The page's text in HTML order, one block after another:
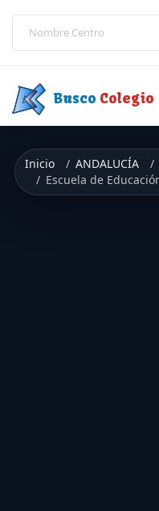
Busco Colegio
Inicio ANDALUCÍA
Escuela de